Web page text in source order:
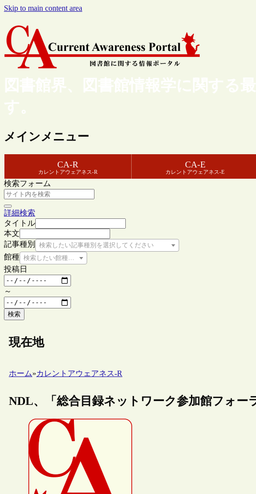
Skip to main content area
図書館界、図書館情報学に関する
す。
メインメニュー
CA-R
カレントアウェアネス-R
CA-E
カレントアウェアネス-E
検索フォーム
詳細検索
タイトル
本文
記事種別
検索したい記事種別を選択してください
館種 検索したい館種を選択してください
投稿日
～
検索
現在地
ホーム»カレントアウェアネス-R
NDL、「総合目録ネットワーク参加館フォー